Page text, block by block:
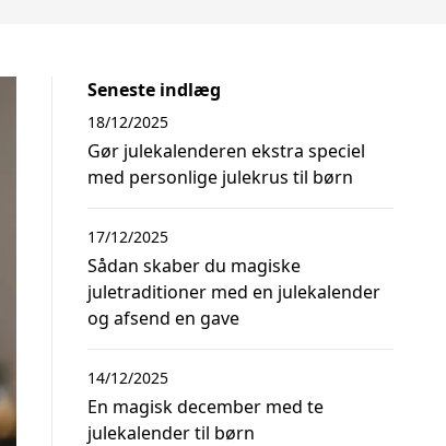
Seneste indlæg
Gør julekalenderen ekstra speciel
med personlige julekrus til børn
18/12/2025
Sådan skaber du magiske
juletraditioner med en julekalender
og afsend en gave
17/12/2025
En magisk december med te
julekalender til børn
14/12/2025